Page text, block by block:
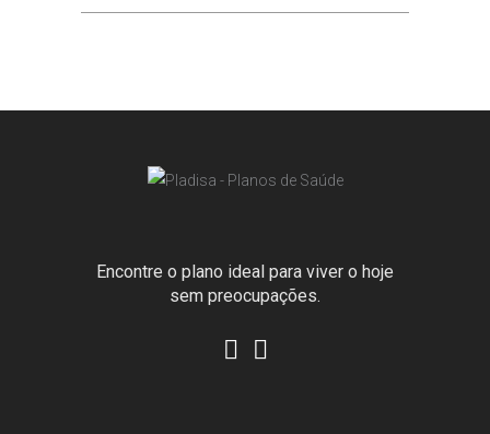
Encontre o plano ideal para viver o hoje
sem preocupações.